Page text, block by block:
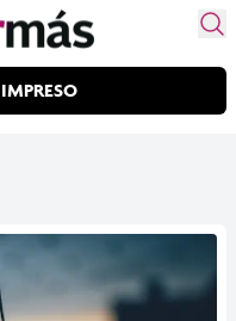
IMPRESO